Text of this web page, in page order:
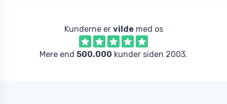
Kunderne er vildemed os
Mere end 500.000 kunder siden 2003.